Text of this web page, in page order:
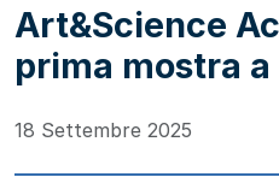
Art&Science
prima mostra a
18 Settembre 2025